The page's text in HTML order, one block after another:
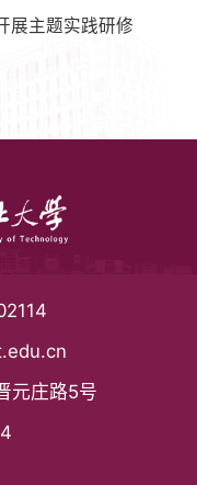
展主题实践研修
元庄路5号